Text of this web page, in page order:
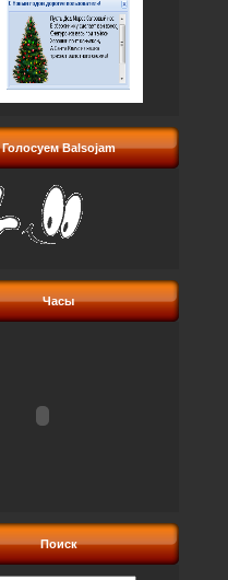
Голосуем Balsojam
Часы
Поиск